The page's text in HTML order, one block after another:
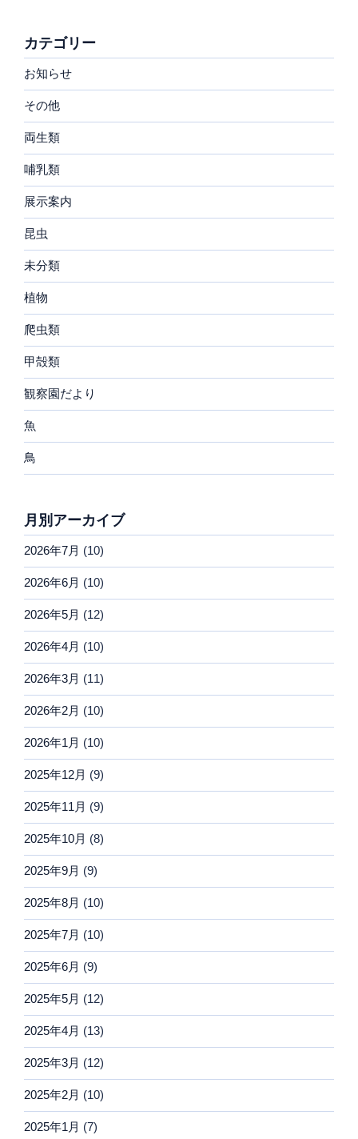
カテゴリー
お知らせ
その他
両生類
哺乳類
展示案内
昆虫
未分類
植物
爬虫類
甲殻類
観察園だより
魚
鳥
月別アーカイブ
2026年7月 (10)
2026年6月 (10)
2026年5月 (12)
2026年4月 (10)
2026年3月 (11)
2026年2月 (10)
2026年1月 (10)
2025年12月 (9)
2025年11月 (9)
2025年10月 (8)
2025年9月 (9)
2025年8月 (10)
2025年7月 (10)
2025年6月 (9)
2025年5月 (12)
2025年4月 (13)
2025年3月 (12)
2025年2月 (10)
2025年1月 (7)